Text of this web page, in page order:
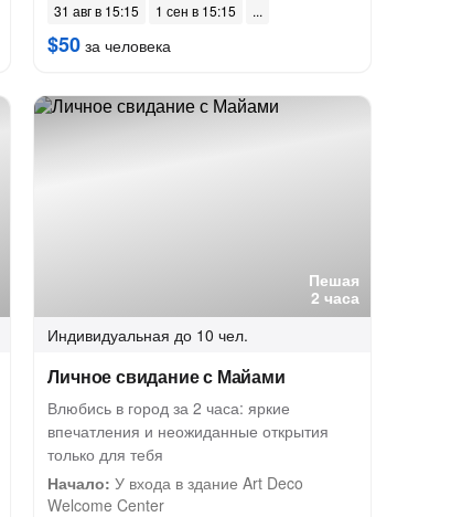
31 авг в 15:15 1 сен в 15:15
$50 за человека
Пешая
2 часа
Индивидуальная до 10 чел.
Личное свидание с Майами
Влюбись в город за 2 часа: яркие
впечатления и неожиданные открытия
только для тебя
Начало: У входа в здание Art Deco
Welcome Center